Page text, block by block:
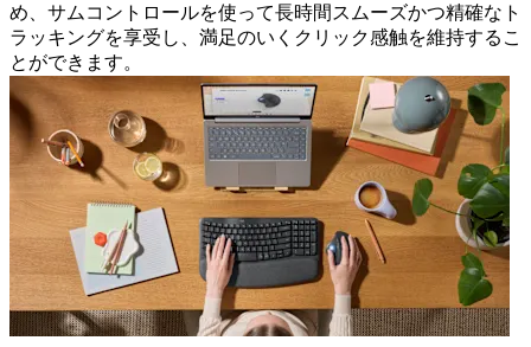
め、サムコントロールを使って長時間スムーズかつ精確なト
ラッキングを享受し、満足のいくクリック感触を維持するこ
とができます。